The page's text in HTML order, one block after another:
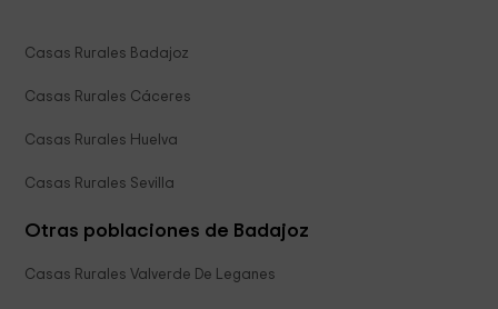
Casas Rurales Badajoz
Casas Rurales Cáceres
Casas Rurales Huelva
Casas Rurales Sevilla
Otras poblaciones de Badajoz
Casas Rurales Valverde De Leganes